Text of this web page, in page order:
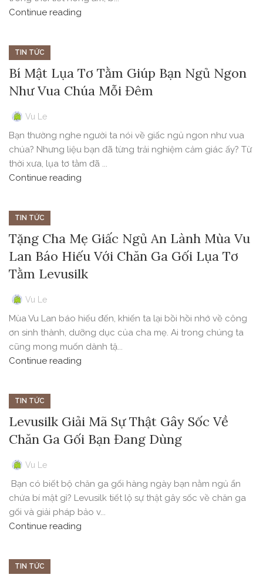
Continue reading
TIN TỨC
Bí Mật Lụa Tơ Tằm Giúp Bạn Ngủ Ngon
Như Vua Chúa Mỗi Đêm
Vu Le
Bạn thường nghe người ta nói về giấc ngủ ngon như vua
chúa? Nhưng liệu bạn đã từng trải nghiệm cảm giác ấy? Từ
thời xưa, lụa tơ tằm đã ...
Continue reading
TIN TỨC
Tặng Cha Mẹ Giấc Ngủ An Lành Mùa Vu
Lan Báo Hiếu Với Chăn Ga Gối Lụa Tơ
Tằm Levusilk
Vu Le
Mùa Vu Lan báo hiếu đến, khiến ta lại bồi hồi nhớ về công
ơn sinh thành, dưỡng dục của cha mẹ. Ai trong chúng ta
cũng mong muốn dành tặ...
Continue reading
TIN TỨC
Levusilk Giải Mã Sự Thật Gây Sốc Về
Chăn Ga Gối Bạn Đang Dùng
Vu Le
Bạn có biết bộ chăn ga gối hàng ngày bạn nằm ngủ ẩn
chứa bí mật gì? Levusilk tiết lộ sự thật gây sốc về chăn ga
gối và giải pháp bảo v...
Continue reading
TIN TỨC